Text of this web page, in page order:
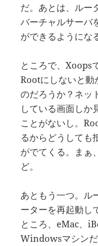
だ。あとは、ルー
バーチャルサーバ
ができるようにな
ところで、Xoops
Rootにしないと動
のだろうか？ネッ
している画面しか
ことがないし。
るからどうしても
がでてくる。まぁ
ど。
あともう一つ。ル
ーターを再起動し
ところ、eMac、
Windowsマシン